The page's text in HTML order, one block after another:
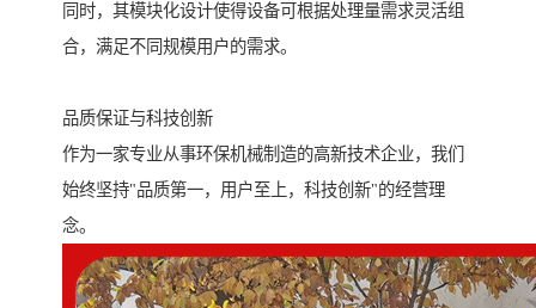
同时，其模块化设计使得设备可根据处理量需求灵活组
合，满足不同规模用户的需求。
品质保证与科技创新
作为一家专业从事环保机械制造的高新技术企业，我们
始终坚持"品质第一，用户至上，科技创新"的经营理
念。